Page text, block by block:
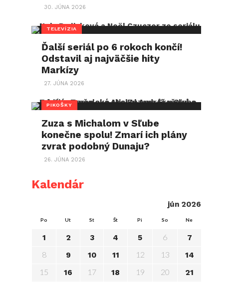
30. JÚNA 2026
TELEVÍZIA
Ďalší seriál po 6 rokoch končí!
Odstavil aj najväčšie hity
Markízy
27. JÚNA 2026
PIKOŠKY
Zuza s Michalom v Sľube
konečne spolu! Zmarí ich plány
zvrat podobný Dunaju?
26. JÚNA 2026
Kalendár
jún 2026
Po Ut St Št Pi So Ne
1 2 3 4 5 6 7
8 9 10 11 12 13 14
15 16 17 18 19 20
21